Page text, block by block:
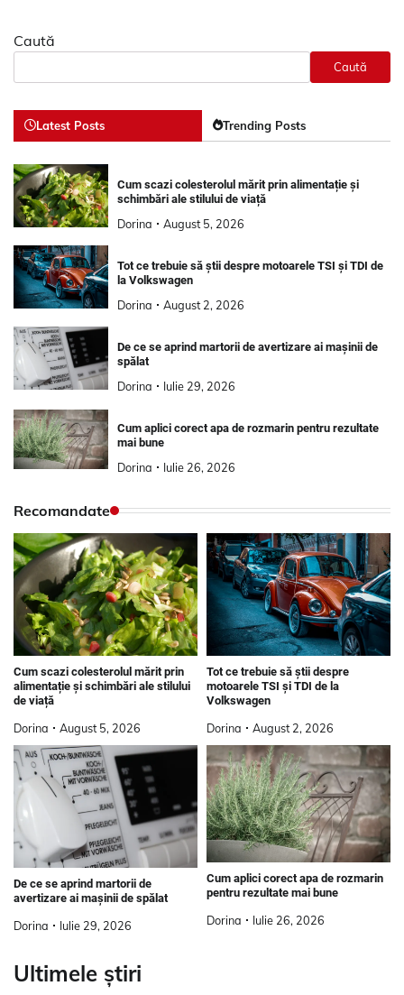
Caută
Caută
Latest Posts Trending Posts
Cum scazi colesterolul mărit prin alimentație și
schimbări ale stilului de viață
Dorina August 5, 2026
Tot ce trebuie să știi despre motoarele TSI și TDI de
la Volkswagen
Dorina August 2, 2026
De ce se aprind martorii de avertizare ai mașinii de
spălat
Dorina Iulie 29, 2026
Cum aplici corect apa de rozmarin pentru rezultate
mai bune
Dorina Iulie 26, 2026
Recomandate
Cum scazi colesterolul mărit prin
alimentație și schimbări ale stilului
de viață
Dorina August 5, 2026
Tot ce trebuie să știi despre
motoarele TSI și TDI de la
Volkswagen
Dorina August 2, 2026
De ce se aprind martorii de
avertizare ai mașinii de spălat
Dorina Iulie 29, 2026
Cum aplici corect apa de rozmarin
pentru rezultate mai bune
Dorina Iulie 26, 2026
Ultimele știri